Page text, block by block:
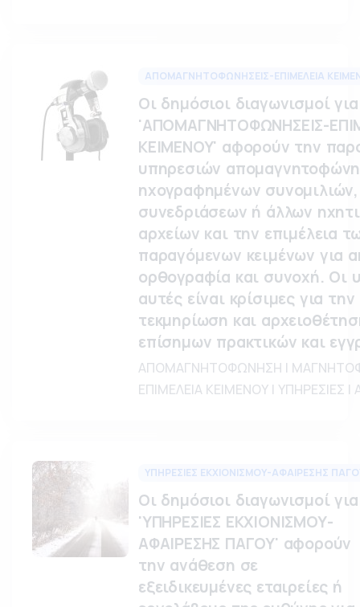
ΑΠΟΜΑΓΝΗΤΟΦΩΝΗΣΕΙΣ-ΕΠΙΜΕΛΕΙΑ
Οι δημόσιοι διαγωνισμοί για
'ΑΠΟΜΑΓΝΗΤΟΦΩΝΗΣΕΙΣ-
ΚΕΙΜΕΝΟΥ' αφορούν την
υπηρεσιών
ηχογραφημένων συνομιλιών,
συνεδριάσεων ή άλλων
αρχείων και την επιμέλεια
παραγόμενων κειμένων για
ορθογραφία και συνοχή. Οι
αυτές είναι κρίσιμες για την
τεκμηρίωση και
επίσημων πρακτικών και
ΑΠΟΜΑΓΝΗΤΟΦΩΝΗΣΗ |
ΕΠΙΜΕΛΕΙΑ ΚΕΙΜΕΝΟΥ | ΥΠΗΡΕΣΙΕΣ |
ΥΠΗΡΕΣΙΕΣ ΕΚΧΙΟΝΙΣΜΟΥ-ΑΦΑΙΡΕΣΗΣ
Οι δημόσιοι διαγωνισμοί για
'ΥΠΗΡΕΣΙΕΣ ΕΚΧΙΟΝΙΣΜΟΥ-
ΑΦΑΙΡΕΣΗΣ ΠΑΓΟΥ' αφορούν
την ανάθεση σε
εξειδικευμένες εταιρείες ή